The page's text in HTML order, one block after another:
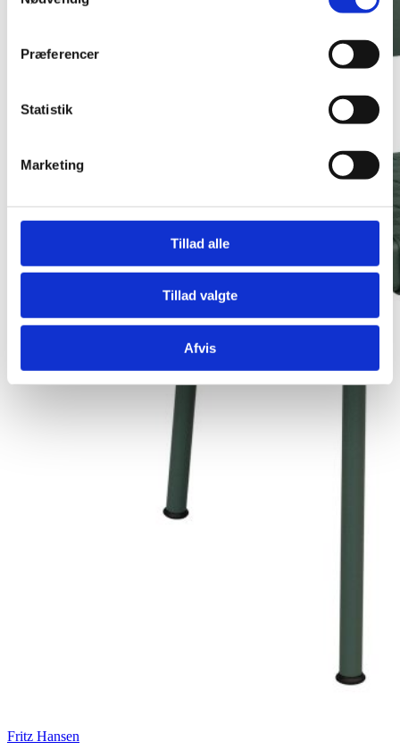
Præferencer
Statistik
Marketing
Tillad alle
Tillad valgte
Afvis
Fritz Hansen